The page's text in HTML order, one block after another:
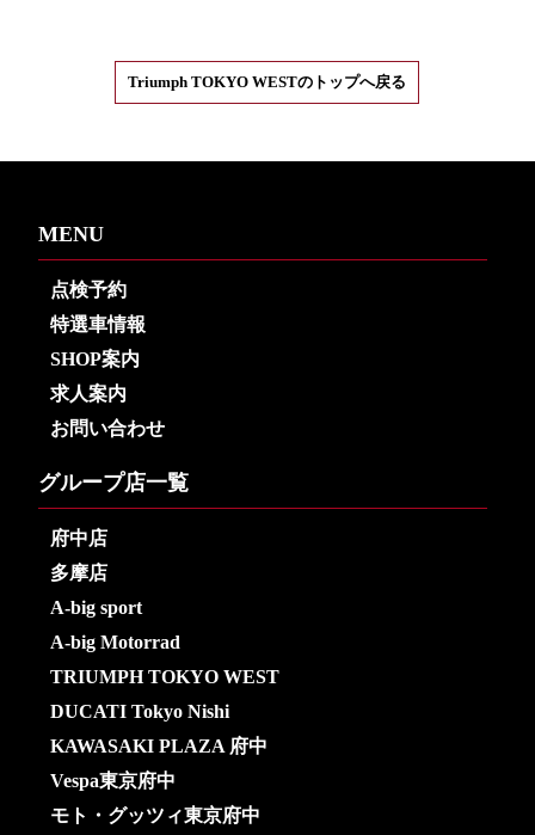
Triumph TOKYO WESTのトップへ戻る
MENU
点検予約
特選車情報
SHOP案内
求人案内
お問い合わせ
グループ店一覧
府中店
多摩店
A-big sport
A-big Motorrad
TRIUMPH TOKYO WEST
DUCATI Tokyo Nishi
KAWASAKI PLAZA 府中
Vespa東京府中
モト・グッツィ東京府中